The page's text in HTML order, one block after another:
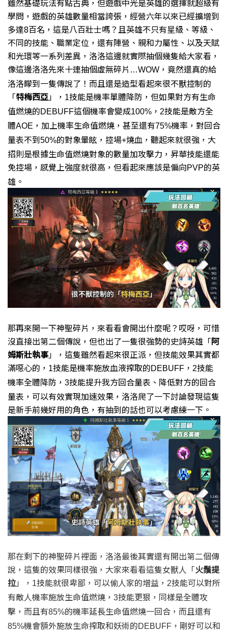
學問， 遊戲的英雄數量相當誇張，經營六年以來已經擴增到
多達8百名，這是八百壯士嗎？ 且英雄不只有星級、等級、
不同的技能、職業定位， 還有陣營、親和力屬性、以及天賦
和光環等一系列差異， 洛洛這邊就實際抽個幾隻給大家看，
像這邊洛洛先來十連抽個虛無碎片 …WOW ，竟然還真的給
洛洛矇到一隻傳說了！ 而且還是造型看起來很不獸控制的
「特梅西亞」， 1技能是機率單體降防， 但如果對方有生命
值燃燒的DEBUFF這個機率會變成100%， 2技能是敵方全
體AOE ，加上機率生命值燃燒， 甚至還有75%機率，對回合
量表不到50%的對象暈眩， 控場+燒血，聽起來就很強， 大
招則是根據生命值燃燒對象的數量加攻擊力， 昇華技能還能
免控場， 感覺上強度就很高，但看起來應該是偏向PVP的英
雄。
那再來開一下神聖碎片，來看看會開出什麼呢？ 哎呀，可惜
沒直接出第二個傳說， 但也出了一隻很強勢的史詩英雄「阿
姆斯壯執事」， 這隻雖然看起來很正派，但技能效果其實都
滿噁心的， 1技能是機率施放血液搾取的DEBUFF， 2技能
機率全體降防， 3技能提升我方回合量表、降低對方的回合
量表， 可以有效實現加速效果， 洛洛爬了一下討論發現這隻
是新手前幾好用的角色， 有抽到的話也可以考慮練一下。
那在剩下的神聖碎片裡面，洛洛最後其實還有開出第二個傳
說， 這隻的效果同樣很強， 大家來看看這隻女獸人「火鬚提
拉」， 1技能就很卑鄙，可以偷人家的增益， 2技能可以對所
有敵人機率施放生命值燃燒， 3技能更狠，同樣是全體攻
擊，而且有85%的機率延長生命值燃燒一回合， 而且還有
85%機會額外施放生命搾取和妖術的DEBUFF， 剛好可以和